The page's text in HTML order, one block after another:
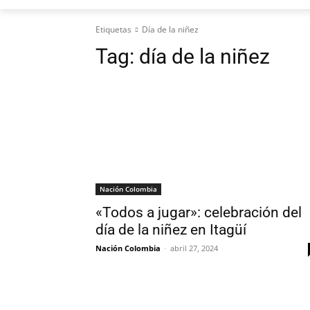
Etiquetas Día de la niñez
Tag: día de la niñez
Nación Colombia
«Todos a jugar»: celebración del
día de la niñez en Itagüí
Nación Colombia - abril 27, 2024